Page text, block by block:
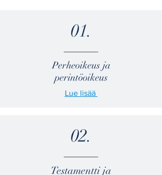
01.
Perheoikeus ja
perintöoikeus
Lue lisää
02.
Testamentti ja